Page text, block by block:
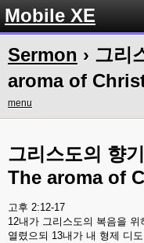
Mobile XE
Sermon › 그리
aroma of
menu
그리스도의 향기
The aroma of
고후 2:12-17
12내가 그리스도의 복음을 위
열렸으되 13내가 내 형제 디